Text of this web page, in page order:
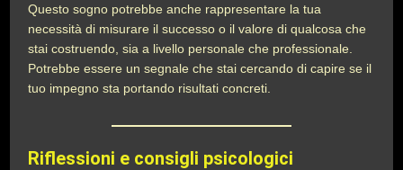
Questo sogno potrebbe anche rappresentare la tua
necessità di misurare il successo o il valore di qualcosa che
stai costruendo, sia a livello personale che professionale.
Potrebbe essere un segnale che stai cercando di capire se il
tuo impegno sta portando risultati concreti.
Riflessioni e consigli psicologici